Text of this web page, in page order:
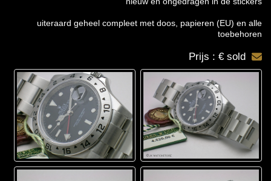
uiteraard geheel compleet met doos, papieren (EU) en alle
toebehoren
Prijs : € sold